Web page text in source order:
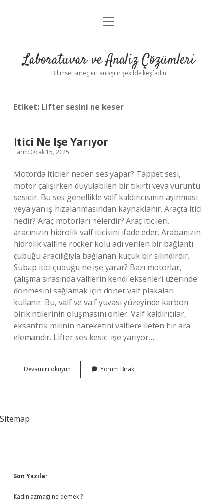
Anasayfa
Yasal Uyarı
menüyü
Laboratuvar ve Analiz Çözümleri
Bilimsel süreçleri anlaşılır şekilde keşfedin
Etiket: Lifter sesini ne keser
Itici Ne Işe Yarıyor
Tarih: Ocak 15, 2025
Motorda iticiler neden ses yapar? Tappet sesi,
motor çalışırken duyulabilen bir tıkırtı veya vuruntu
sesidir. Bu ses genellikle valf kaldırıcısının aşınması
veya yanlış hizalanmasından kaynaklanır. Araçta itici
nedir? Araç motorları nelerdir? Araç iticileri,
aracınızın hidrolik valf iticisini ifade eder. Arabanızın
hidrolik valfine rocker kolu adı verilen bir bağlantı
çubuğu aracılığıyla bağlanan küçük bir silindirdir.
Subap itici çubuğu ne işe yarar? Bazı motorlar,
çalışma sırasında valflerin kendi eksenleri üzerinde
dönmesini sağlamak için döner valf plakaları
kullanır. Bu, valf ve valf yuvası yüzeyinde karbon
birikintilerinin oluşmasını önler. Valf kaldırıcılar,
eksantrik milinin hareketini valflere ileten bir ara
elemandır. Lifter ses kesici işe yarıyor…
Devamını okuyun
Ne
Yorum Bırak
Sitemap
Sidebar
Son Yazılar
Kadın azmagı ne demek ?